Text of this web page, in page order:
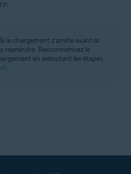
Si le chargement s’arrête avant la
reprendre. Recommencez le
en exécutant les étapes
.